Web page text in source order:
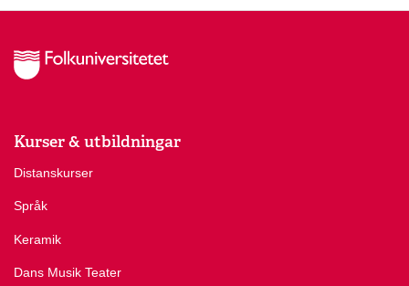
Kurser & utbildningar
Distanskurser
Språk
Keramik
Dans Musik Teater